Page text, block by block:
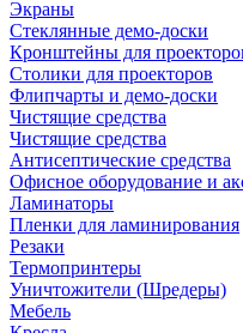
Экраны
Стеклянные демо-доски
Кронштейны для
Столики для проекторов
Флипчарты и демо-доски
Чистящие средства
Чистящие средства
Антисептические средства
Офисное оборудование и
Ламинаторы
Пленки для ламинирования
Резаки
Термопринтеры
Уничтожители (Шредеры)
Мебель